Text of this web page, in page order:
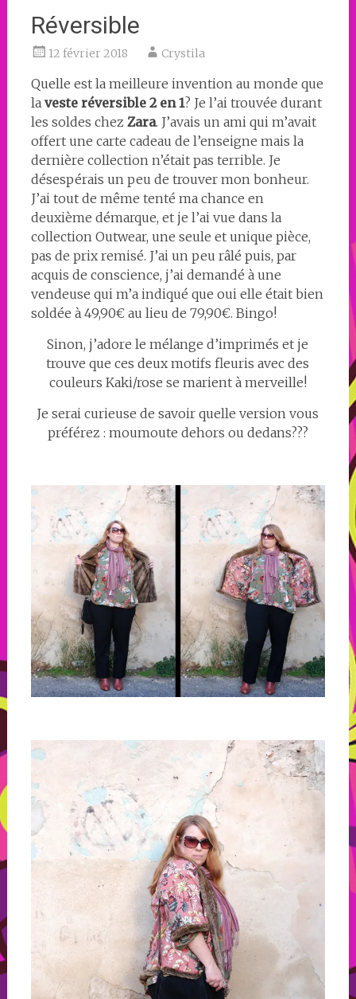
Réversible
12 février 2018 Crystila
Quelle est la meilleure invention au monde que
la veste réversible 2 en 1? Je l’ai trouvée durant
les soldes chez Zara. J’avais un ami qui m’avait
offert une carte cadeau de l’enseigne mais la
dernière collection n’était pas terrible. Je
désespérais un peu de trouver mon bonheur.
J’ai tout de même tenté ma chance en
deuxième démarque, et je l’ai vue dans la
collection Outwear, une seule et unique pièce,
pas de prix remisé. J’ai un peu râlé puis, par
acquis de conscience, j’ai demandé à une
vendeuse qui m’a indiqué que oui elle était bien
soldée à 49,90€ au lieu de 79,90€. Bingo!
Sinon, j’adore le mélange d’imprimés et je
trouve que ces deux motifs fleuris avec des
couleurs Kaki/rose se marient à merveille!
Je serai curieuse de savoir quelle version vous
préférez : moumoute dehors ou dedans???